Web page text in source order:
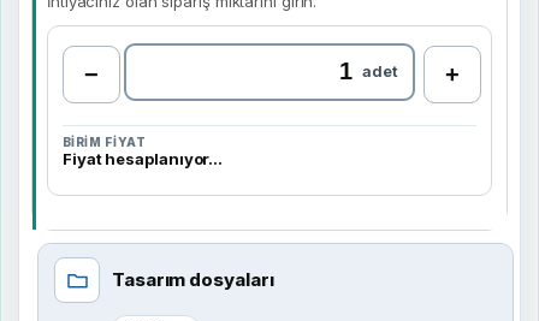
− adet +
BIRIM FIYAT
Fiyat hesaplanıyor…
Tasarım dosyaları